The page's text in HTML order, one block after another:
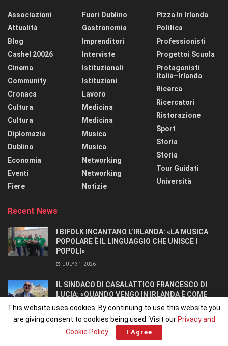
Associazioni
Attualità
Blog
Cashel 20026
Cinema
Community
Cronaca
Cultura
Cultura
Diplomazia
Dublino
Economia
Eventi
Fiere
Fuori Dublino
Gastronomia
Imprenditori
Interviste
Istituzionali
Istituzioni
Lavoro
Medicina
Medicina
Musica
Musica
Networking
Networking
Notizie
Pizza In Irlanda
Politica
Professionisti
Progettoi Scuola
Protagonisti
Italia–Irlanda
Ricerca
Ricercatori
Ristorazione
Sport
Storia
Storia
Tour Guidati
Università
Recent News
I BIFOLK INCANTANO L’IRLANDA: «LA MUSICA
POPOLARE È IL LINGUAGGIO CHE UNISCE I
POPOLI»
JULY 31, 2026
IL SINDACO DI CASALATTICO FRANCESCO DI
LUCIA: «QUANDO VENGO IN IRLANDA È COME
TORNARE A CASA».
JULY 27, 2026
This website uses cookies. By continuing to use this website you
are giving consent to cookies being used. Visit our Privacy and
Cookie Policy. I Agree